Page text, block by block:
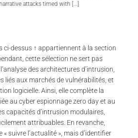
attacks timed with [...]
ci-dessus ↑ appartiennent à la section
cette sélection ne sert pas
des architectures d’intrusion,
liés aux marchés de vulnérabilités, et
logicielle. Ainsi, elle complète la
au cyber espionnage zero day et au
capacités d’intrusion modulaires,
attribuables. En revanche,
« suivre l’actualité », mais d’identifier